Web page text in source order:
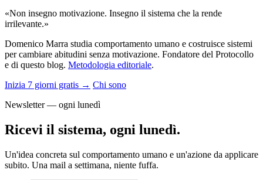
«Non insegno motivazione. Insegno il sistema che la rende
irrilevante.»
Domenico Marra studia comportamento umano e costruisce sistemi
per cambiare abitudini senza motivazione. Fondatore del Protocollo
e di questo blog. Metodologia editoriale.
Inizia 7 giorni gratis → Chi sono
Newsletter — ogni lunedì
Ricevi il sistema, ogni lunedì.
Un'idea concreta sul comportamento umano e un'azione da applicare
subito. Una mail a settimana, niente fuffa.